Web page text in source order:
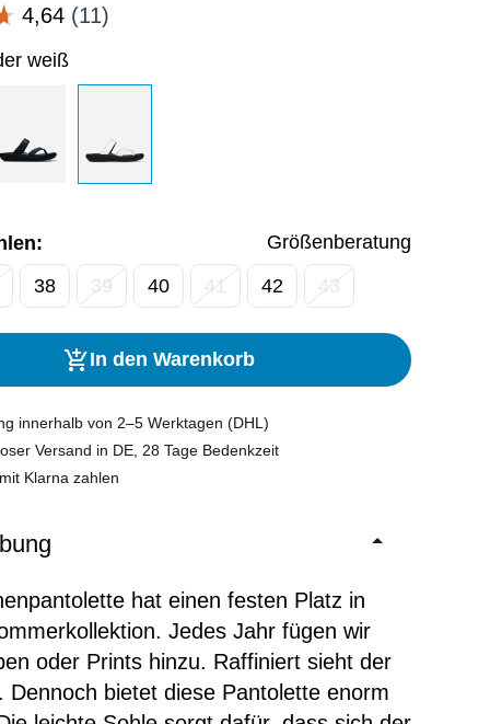
weiß
Größenberatung
38
39 40 41 42 43
In den Warenkorb
innerhalb von 2–5 Werktagen (DHL)
Versand in DE, 28 Tage Bedenkzeit
Klarna zahlen
hat einen festen Platz in
Jedes Jahr fügen wir
oder Prints hinzu. Raffiniert sieht der
Dennoch bietet diese Pantolette enorm